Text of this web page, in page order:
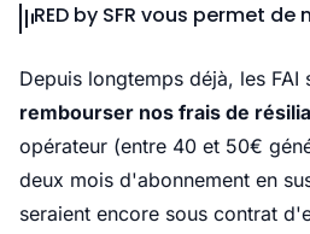
RED by SFR vous permet
Depuis longtemps déjà, les FAI
rembourser nos frais de
opérateur (entre 40 et 50€
deux mois d'abonnement en
seraient encore sous contrat